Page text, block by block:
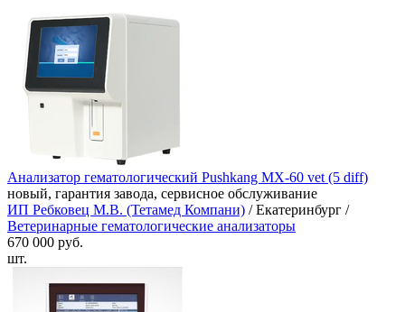
Анализатор гематологический Pushkang MX-60 vet (5 diff)
новый, гарантия завода, сервисное обслуживание
ИП Ребковец М.В. (Тетамед Компани) / Екатеринбург /
Ветеринарные гематологические анализаторы
670 000 руб.
шт.